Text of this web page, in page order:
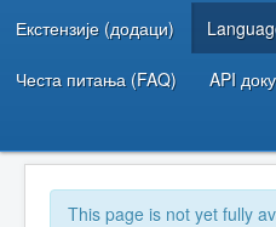
Екстензије (додаци)
Честа питања (FAQ) API
This page is not yet fully